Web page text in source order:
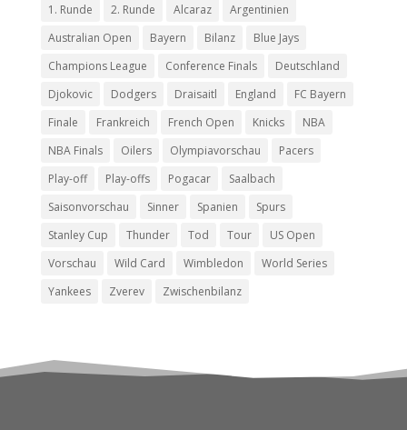
1. Runde 2. Runde Alcaraz
Argentinien
Australian Open
Bayern Bilanz
Blue Jays
Champions League
Conference Finals
Deutschland
Djokovic
Dodgers Draisaitl England
FC Bayern
Finale
Frankreich French Open Knicks
NBA
NBA Finals
Oilers Olympiavorschau
Pacers
Play-off
Play-offs Pogacar
Saalbach
Saisonvorschau
Sinner Spanien
Spurs
Stanley Cup
Thunder Tod Tour
US Open
Vorschau
Wild Card Wimbledon
World Series
Yankees
Zverev Zwischenbilanz